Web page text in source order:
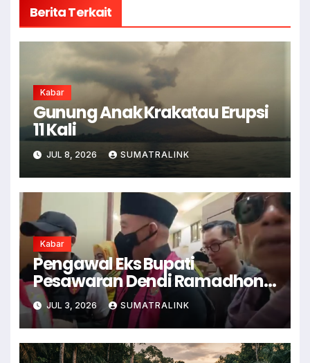
Berita Terkait
Kabar
Gunung Anak Krakatau Erupsi
11 Kali
JUL 8, 2026 SUMATRALINK
Kabar
Pengawal Eks Bupati
Pesawaran Dendi Ramadhona
Pukul Kamera Wartawan
JUL 3, 2026 SUMATRALINK